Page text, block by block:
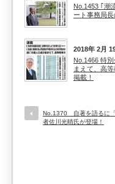
No.1453 ｢潮
ート事務局長
2018年 2月
No.1466 特
まえて、高
掲載！
No.1370 自著を語るに
者佐川光晴氏が登場！